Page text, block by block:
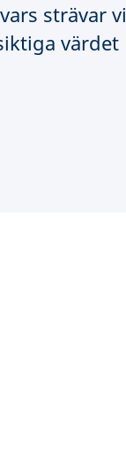
strävar vi
värdet